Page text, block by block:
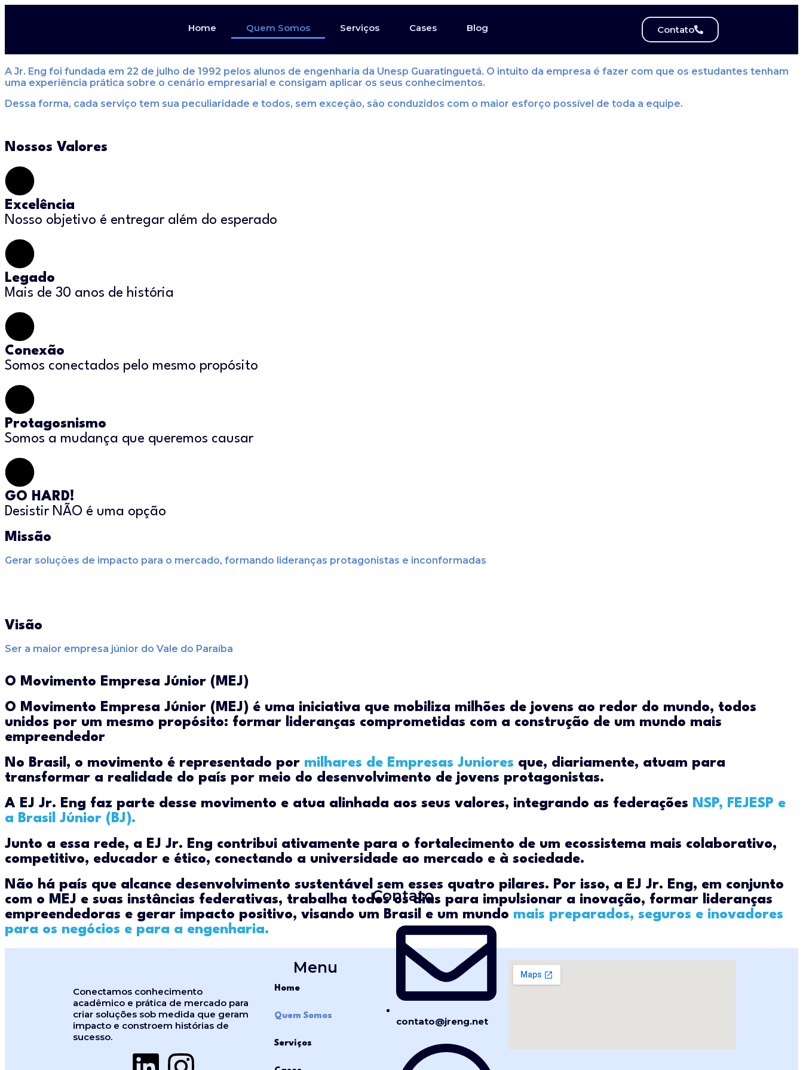
Home Quem Somos Serviços Cases Blog Contato
A Jr. Eng foi fundada em 22 de julho de 1992 pelos alunos de engenharia da Unesp Guaratinguetá. O intuito da empresa é fazer com que os estudantes tenham
uma experiência prática sobre o cenário empresarial e consigam aplicar os seus conhecimentos.
Dessa forma, cada serviço tem sua peculiaridade e todos, sem exceção, são conduzidos com o maior esforço possível de toda a equipe.
Nossos Valores
Excelência
Nosso objetivo é entregar além do esperado
Legado
Mais de 30 anos de história
Conexão
Somos conectados pelo mesmo propósito
Protagosnismo
Somos a mudança que queremos causar
GO HARD!
Desistir NÃO é uma opção
Missão
Gerar soluções de impacto para o mercado, formando lideranças protagonistas e inconformadas
Visão
Ser a maior empresa júnior do Vale do Paraíba
O Movimento Empresa Júnior (MEJ)
O Movimento Empresa Júnior (MEJ) é uma iniciativa que mobiliza milhões de jovens ao redor do mundo, todos
unidos por um mesmo propósito: formar lideranças comprometidas com a construção de um mundo mais
empreendedor​
No Brasil, o movimento é representado por milhares de Empresas Juniores que, diariamente, atuam para
transformar a realidade do país por meio do desenvolvimento de jovens protagonistas.​
A EJ Jr. Eng faz parte desse movimento e atua alinhada aos seus valores, integrando as federações NSP, FEJESP e
a Brasil Júnior (BJ).
Junto a essa rede, a EJ Jr. Eng contribui ativamente para o fortalecimento de um ecossistema mais colaborativo,
competitivo, educador e ético, conectando a universidade ao mercado e à sociedade.
Não há país que alcance desenvolvimento sustentável sem esses quatro pilares. Por isso, a EJ Jr. Eng, em conjunto
com o MEJ e suas instâncias federativas, trabalha todos os dias para impulsionar a inovação, formar lideranças
empreendedoras e gerar impacto positivo, visando um Brasil e um mundo mais preparados, seguros e inovadores
para os negócios e para a engenharia.
Conectamos conhecimento
acadêmico e prática de mercado para
criar soluções sob medida que geram
impacto e constroem histórias de
sucesso.
Menu
Home
Quem Somos
Serviços
Contato
contato@jreng.net